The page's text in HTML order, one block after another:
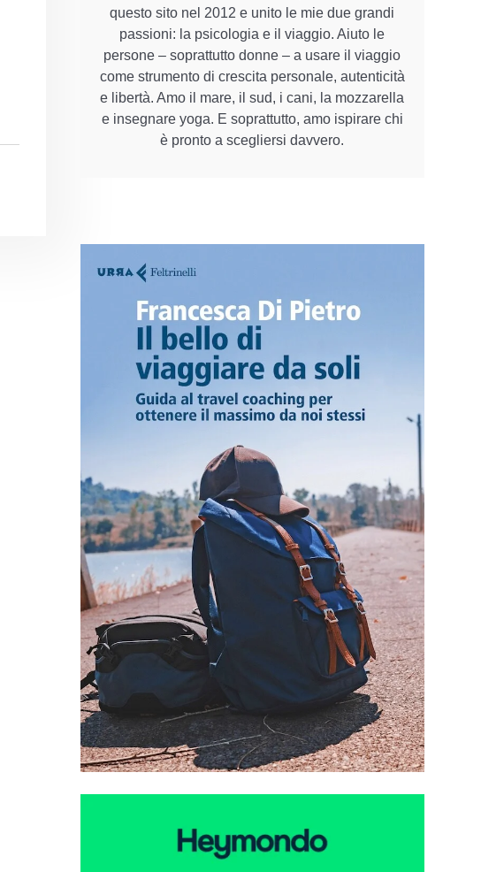
questo sito nel 2012 e unito le mie due grandi
passioni: la psicologia e il viaggio. Aiuto le
persone – soprattutto donne – a usare il viaggio
come strumento di crescita personale, autenticità
e libertà. Amo il mare, il sud, i cani, la mozzarella
e insegnare yoga. E soprattutto, amo ispirare chi
è pronto a scegliersi davvero.